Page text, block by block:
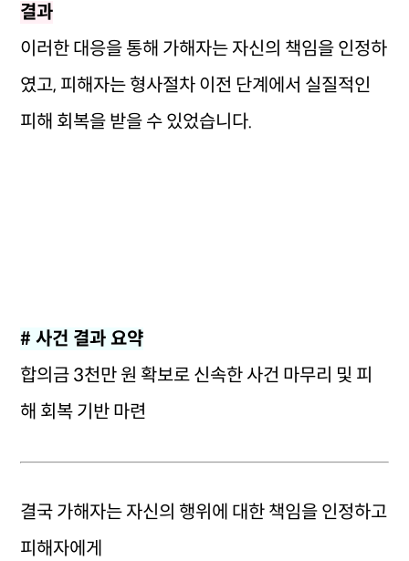
결과
이러한 대응을 통해 가해자는 자신의 책임을 인정하
였고, 피해자는 형사절차 이전 단계에서 실질적인
피해 회복을 받을 수 있었습니다.
# 사건 결과 요약
합의금 3천만 원 확보로 신속한 사건 마무리 및 피
해 회복 기반 마련
결국 가해자는 자신의 행위에 대한 책임을 인정하고
피해자에게